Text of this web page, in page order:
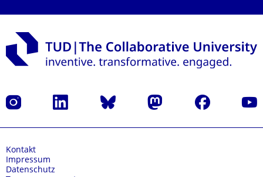
Instagram LinkedIn Bluesky Mastodon Facebook
Kontakt
Impressum
Datenschutz